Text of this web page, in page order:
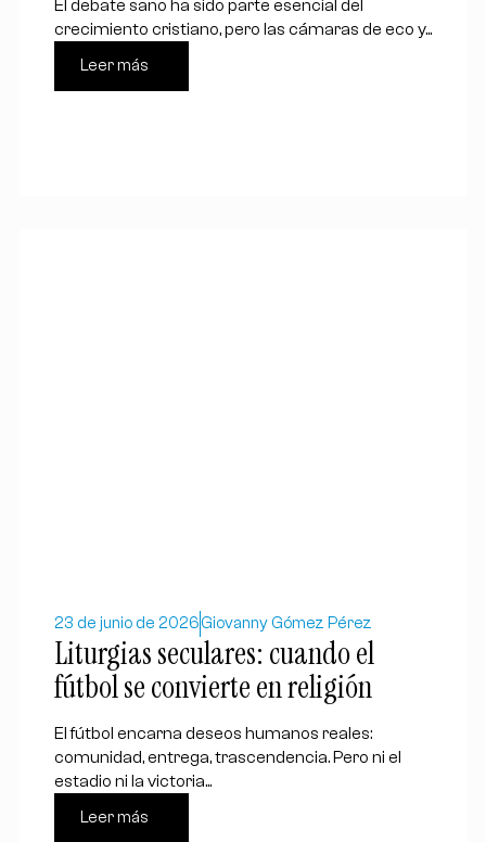
El debate sano ha sido parte esencial del
crecimiento cristiano, pero las cámaras de eco y...
Leer más
23 de junio de 2026Giovanny Gómez Pérez
Liturgias seculares: cuando el
fútbol se convierte en religión
El fútbol encarna deseos humanos reales:
comunidad, entrega, trascendencia. Pero ni el
estadio ni la victoria...
Leer más